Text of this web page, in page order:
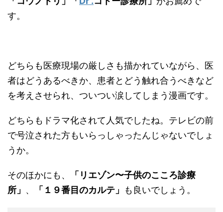
す。
どちらも医療現場の厳しさも描かれていながら、医
者はどうあるべきか、患者とどう触れ合うべきなど
を考えさせられ、ついつい涙してしまう漫画です。
どちらもドラマ化されて人気でしたね。テレビの前
で号泣された方もいらっしゃったんじゃないでしょ
うか。
そのほかにも、
「リエゾン〜子供のこころ診療
所」 、 「１９番目のカルテ」 も良いでしょう。